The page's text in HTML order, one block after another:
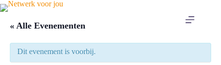
Ga
naar
inhoud« Alle Evenementen
Dit evenement is voorbij.